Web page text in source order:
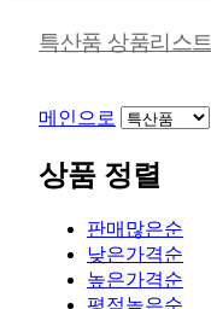
특산품 상품리스트
메인으로
상품 정렬
판매많은순
낮은가격순
높은가격순